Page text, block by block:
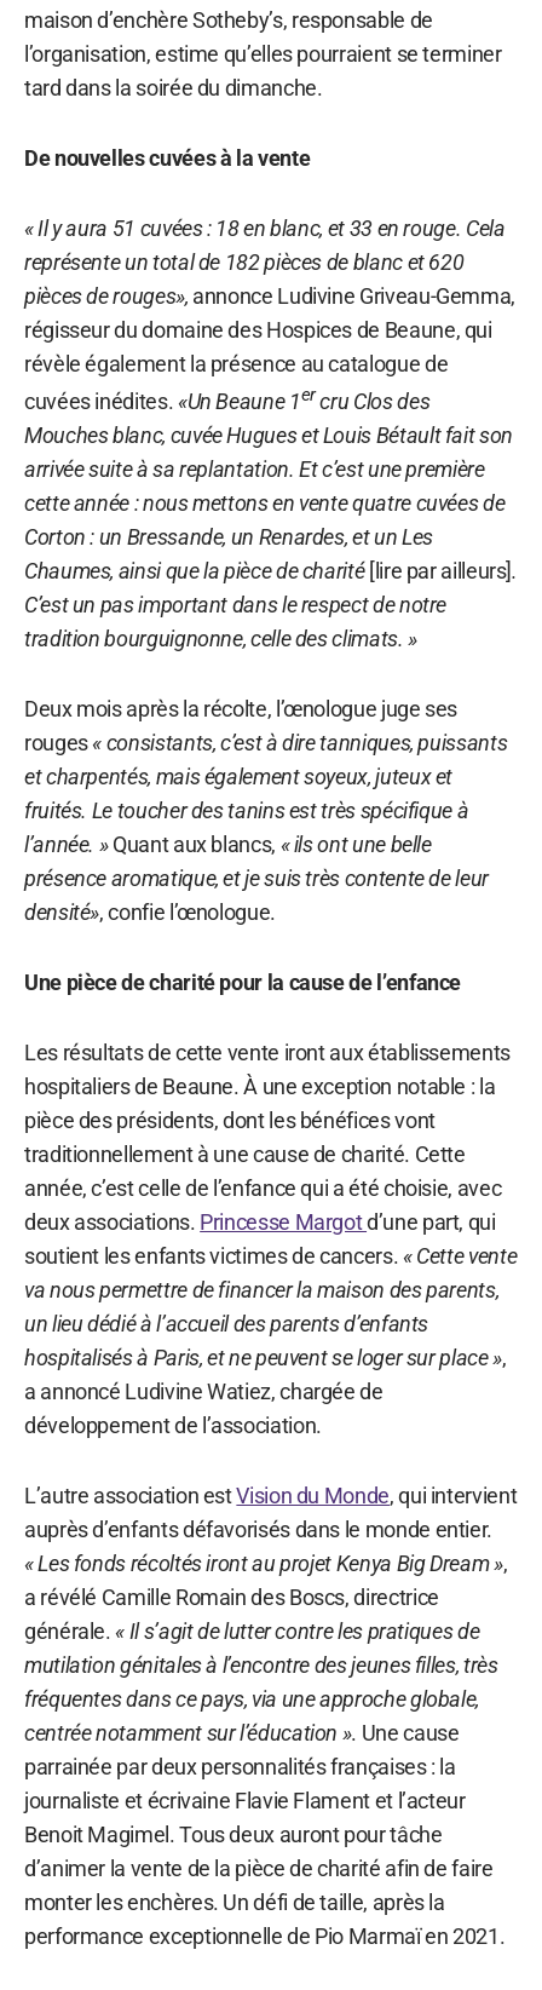
maison d’enchère Sotheby’s, responsable de
l’organisation, estime qu’elles pourraient se terminer
tard dans la soirée du dimanche.
De nouvelles cuvées à la vente
« Il y aura 51 cuvées : 18 en blanc, et 33 en rouge. Cela
représente un total de 182 pièces de blanc et 620
pièces de rouges», annonce Ludivine Griveau-Gemma,
régisseur du domaine des Hospices de Beaune, qui
révèle également la présence au catalogue de
cuvées inédites.«Un Beaune 1ercru Clos des
Mouches blanc, cuvée Hugues et Louis Bétault fait son
arrivée suite à sa replantation. Et c’est une première
cette année : nous mettons en vente quatre cuvées de
Corton : un Bressande, un Renardes, et un Les
Chaumes, ainsi que la pièce de charité [lire par ailleurs].
C’est un pas important dans le respect de notre
tradition bourguignonne, celle des climats. »
Deux mois après la récolte, l’œnologue juge ses
rouges« consistants, c’est à dire tanniques, puissants
et charpentés, mais également soyeux, juteux et
fruités. Le toucher des tanins est très spécifique à
l’année. »Quant aux blancs, « ils ont une belle
présence aromatique, et je suis très contente de leur
densité», confie l’œnologue.
Une pièce de charité pour la cause de l’enfance
Les résultats de cette vente iront aux établissements
hospitaliers de Beaune. À une exception notable : la
pièce des présidents, dont les bénéfices vont
traditionnellement à une cause de charité. Cette
année, c’est celle de l’enfance qui a été choisie, avec
deux associations. Princesse Margotd’une part, qui
soutient les enfants victimes de cancers.« Cette vente
va nous permettre de financer la maison des parents,
un lieu dédié à l’accueil des parents d’enfants
hospitalisés à Paris, et ne peuvent se loger sur place »,
a annoncé Ludivine Watiez, chargée de
développement de l’association.
L’autre association estVision du Monde, qui intervient
auprès d’enfants défavorisés dans le monde entier.
« Les fonds récoltés iront au projet Kenya Big Dream »,
a révélé Camille Romain des Boscs, directrice
générale.« Il s’agit de lutter contre les pratiques de
mutilation génitales à l’encontre des jeunes filles, très
fréquentes dans ce pays, via une approche globale,
centrée notamment sur l’éducation ». Une cause
parrainée par deux personnalités françaises : la
journaliste et écrivaine Flavie Flament et l’acteur
Benoit Magimel. Tous deux auront pour tâche
d’animer la vente de la pièce de charité afin de faire
monter les enchères. Un défi de taille, après la
performance exceptionnelle de Pio Marmaï en 2021.